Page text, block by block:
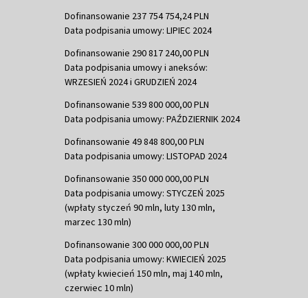
Dofinansowanie 237 754 754,24 PLN
Data podpisania umowy: LIPIEC 2024
Dofinansowanie 290 817 240,00 PLN
Data podpisania umowy i aneksów:
WRZESIEŃ 2024 i GRUDZIEŃ 2024
Dofinansowanie 539 800 000,00 PLN
Data podpisania umowy: PAŹDZIERNIK 2024
Dofinansowanie 49 848 800,00 PLN
Data podpisania umowy: LISTOPAD 2024
Dofinansowanie 350 000 000,00 PLN
Data podpisania umowy: STYCZEŃ 2025
(wpłaty styczeń 90 mln, luty 130 mln,
marzec 130 mln)
Dofinansowanie 300 000 000,00 PLN
Data podpisania umowy: KWIECIEŃ 2025
(wpłaty kwiecień 150 mln, maj 140 mln,
czerwiec 10 mln)